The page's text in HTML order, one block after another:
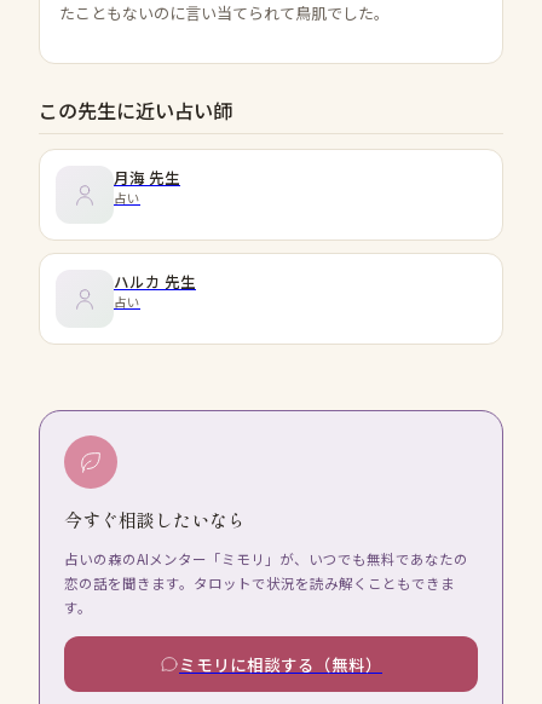
たこともないのに言い当てられて鳥肌でした。
この先生に近い占い師
月海 先生
占い
ハルカ 先生
占い
今すぐ相談したいなら
占いの森のAIメンター「ミモリ」が、いつでも無料であなたの
恋の話を聞きます。タロットで状況を読み解くこともできま
す。
ミモリに相談する（無料）